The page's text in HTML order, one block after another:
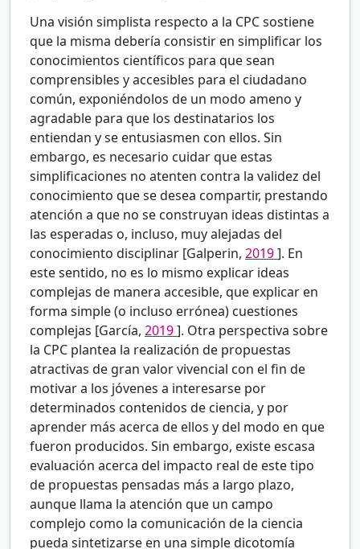
Una visión simplista respecto a la CPC sostiene
que la misma debería consistir en simplificar los
conocimientos científicos para que sean
comprensibles y accesibles para el ciudadano
común, exponiéndolos de un modo ameno y
agradable para que los destinatarios los
entiendan y se entusiasmen con ellos. Sin
embargo, es necesario cuidar que estas
simplificaciones no atenten contra la validez del
conocimiento que se desea compartir, prestando
atención a que no se construyan ideas distintas a
las esperadas o, incluso, muy alejadas del
conocimiento disciplinar [Galperin, 2019]. En
este sentido, no es lo mismo explicar ideas
complejas de manera accesible, que explicar en
forma simple (o incluso errónea) cuestiones
complejas [García, 2019]. Otra perspectiva sobre
la CPC plantea la realización de propuestas
atractivas de gran valor vivencial con el fin de
motivar a los jóvenes a interesarse por
determinados contenidos de ciencia, y por
aprender más acerca de ellos y del modo en que
fueron producidos. Sin embargo, existe escasa
evaluación acerca del impacto real de este tipo
de propuestas pensadas más a largo plazo,
aunque llama la atención que un campo
complejo como la comunicación de la ciencia
pueda sintetizarse en una simple dicotomía